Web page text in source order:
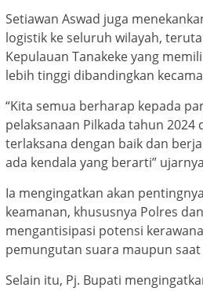
Setiawan Aswad juga
logistik ke seluruh wilayah,
Kepulauan Tanakeke yang
lebih tinggi dibandingkan
“Kita semua berharap kepada
pelaksanaan Pilkada tahun 2024
terlaksana dengan baik dan
ada kendala yang berarti” ujarnya
Ia mengingatkan akan
keamanan, khususnya Polres
mengantisipasi potensi
pemungutan suara maupun
Selain itu, Pj. Bupati